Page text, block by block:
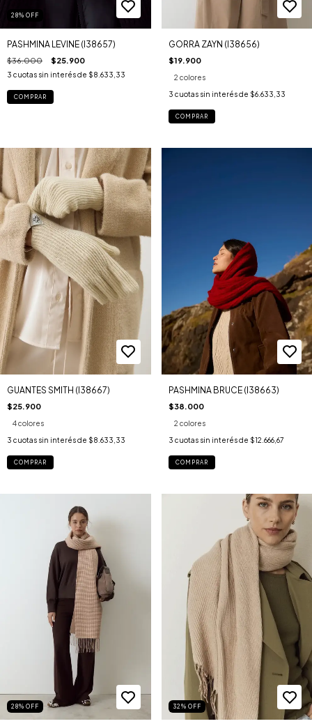
28% OFF
PASHMINA LEVINE (I38657)
$36.000 $25.900
3 cuotas sin interés de $8.633,33
COMPRAR
GORRA ZAYN (I38656)
$19.900
2 colores
3 cuotas sin interés de $6.633,33
COMPRAR
GUANTES SMITH (I38667)
$25.900
4 colores
3 cuotas sin interés de $8.633,33
COMPRAR
PASHMINA BRUCE (I38663)
$38.000
2 colores
3 cuotas sin interés de $12.666,67
COMPRAR
28% OFF 32 % OFF